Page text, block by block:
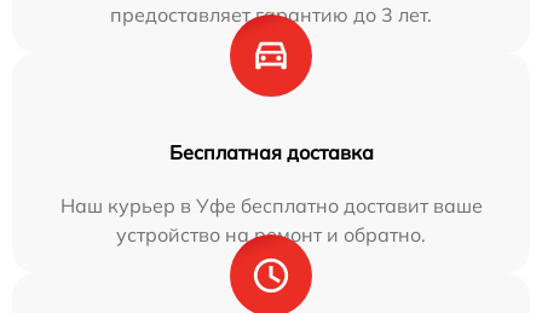
предоставляет гарантию до 3 лет.
Бесплатная доставка
Наш курьер в Уфе бесплатно доставит ваше
устройство на ремонт и обратно.